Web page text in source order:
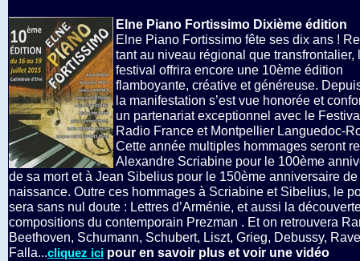
Elne Piano Fortissimo Dixième édition
Elne Piano Fortissimo fête ses dix ans !
tant au niveau régional que transfrontalier,
festival offrira encore une 10ème édition
flamboyante, créative et généreuse.
la manifestation s’est vue honorée et
un partenariat exceptionnel avec le
Radio France et Montpellier Languedoc-
Cette année multiples hommages seront
Alexandre Scriabine pour le 100ème
de sa mort et à Jean Sibelius pour le 150ème anniversaire de
naissance. Outre ces hommages à Scriabine et Sibelius, le
sera sans nul doute : Lettres d’Arménie, et aussi la
compositions du contemporain Prezman . Et on retrouvera
Beethoven, Schumann, Schubert, Liszt, Grieg, Debussy,
Falla...cliquez ici pour en savoir plus et voir une vidéo